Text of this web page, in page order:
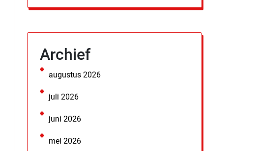
Archief
augustus 2026
juli 2026
juni 2026
mei 2026